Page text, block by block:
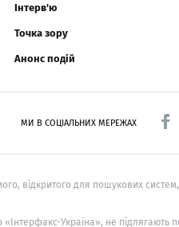
Інтерв'ю
Точка зору
Анонс подій
МИ В СОЦІАЛЬНИХ МЕРЕЖАХ
відкритого для пошукових
«Інтерфакс-Україна», не підлягають